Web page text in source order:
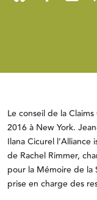
Le conseil de la
2016 à New York.
Ilana Cicurel
de Rachel Rimmer,
pour la Mémoire de la
prise en charge des